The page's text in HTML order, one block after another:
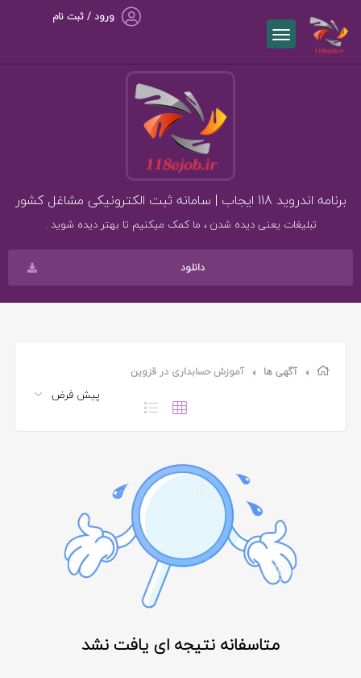
ورود / ثبت نام
برنامه اندروید 118 ایجاب | سامانه ثبت الکترونیکی مشاغل کشور
تبلیغات یعنی دیده شدن ، ما کمک میکنیم تا بهتر دیده شوید .
دانلود
آگهی ها آموزش حسابداری در قزوین
متاسفانه نتیجه ای یافت نشد